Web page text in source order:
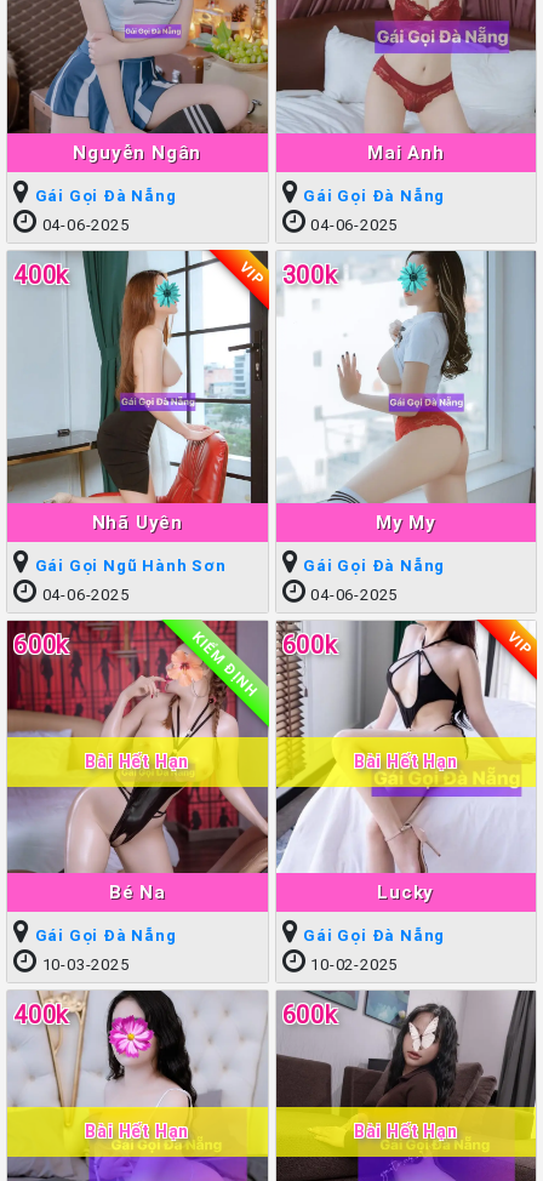
Nguyễn Ngân
Gái Gọi Đà Nẵng
04-06-2025
Mai Anh
Gái Gọi Đà Nẵng
04-06-2025
Nhã Uyên
400k VIP
Gái Gọi Ngũ Hành Sơn
04-06-2025
My My
300k
Gái Gọi Đà Nẵng
04-06-2025
Bé Na
600k KIỂM ĐỊNH
Bài Hết Hạn
Gái Gọi Đà Nẵng
10-03-2025
Lucky
600k VIP
Bài Hết Hạn
Gái Gọi Đà Nẵng
10-02-2025
400k
Bài Hết Hạn
600k
Bài Hết Hạn